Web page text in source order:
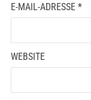
E-MAIL-ADRESSE *
WEBSITE